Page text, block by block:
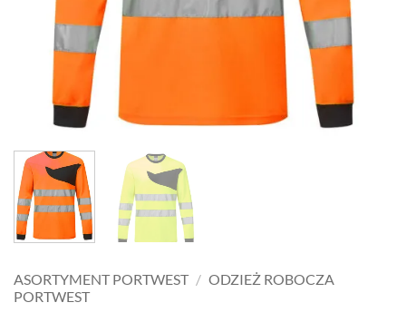
ASORTYMENT PORTWEST / ODZIEŻ ROBOCZA
PORTWEST